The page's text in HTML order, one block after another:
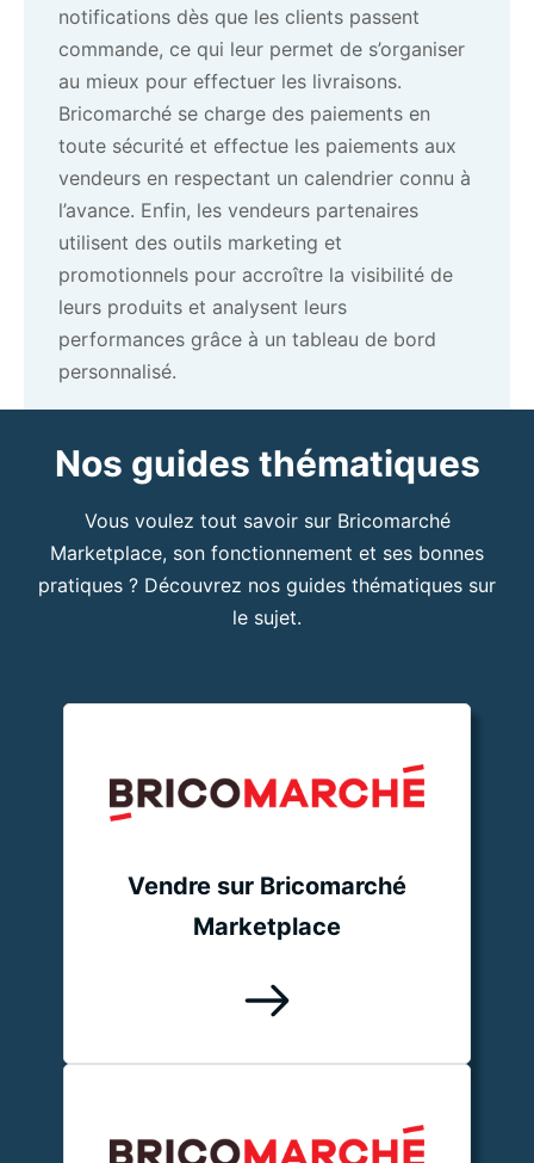
notifications dès que les clients passent
commande, ce qui leur permet de s’organiser
au mieux pour effectuer les livraisons.
Bricomarché se charge des paiements en
toute sécurité et effectue les paiements aux
vendeurs en respectant un calendrier connu à
l’avance. Enfin, les vendeurs partenaires
utilisent des outils marketing et
promotionnels pour accroître la visibilité de
leurs produits et analysent leurs
performances grâce à un tableau de bord
personnalisé.
Nos guides thématiques
Vous voulez tout savoir sur Bricomarché
Marketplace, son fonctionnement et ses bonnes
pratiques ? Découvrez nos guides thématiques sur
le sujet.
Vendre sur Bricomarché
Marketplace